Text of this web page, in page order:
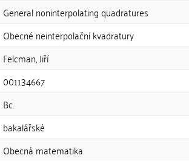
General noninterpolating quadratures
Obecné neinterpolační kvadratury
Felcman, Jiří
001134667
Bc.
bakalářské
Obecná matematika